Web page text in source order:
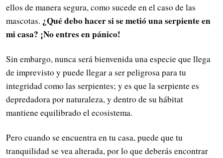
ellos de manera segura, como sucede en el caso de las
mascotas. ¿Qué debo hacer si se metió una serpiente en
mi casa? ¡No entres en pánico!
Sin embargo, nunca será bienvenida una especie que llega
de imprevisto y puede llegar a ser peligrosa para tu
integridad como las serpientes; y es que la serpiente es
depredadora por naturaleza, y dentro de su hábitat
mantiene equilibrado el ecosistema.
Pero cuando se encuentra en tu casa, puede que tu
tranquilidad se vea alterada, por lo que deberás encontrar